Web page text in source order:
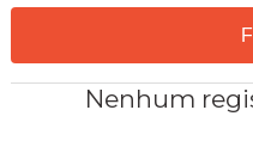
Nenhum